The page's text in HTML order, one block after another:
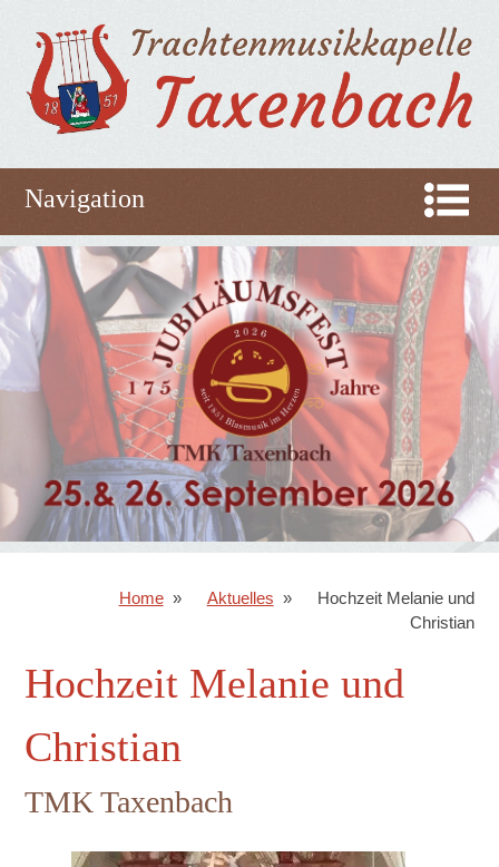
Home Aktuelles
Hochzeit Melanie und
Christian
Hochzeit Melanie und
Christian
TMK Taxenbach